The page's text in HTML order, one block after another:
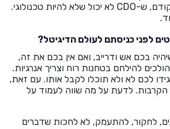
מתחבר למה שאמרתי קודם, ש-CDO לא יכול שלא להיות טכנולוגי.
לפני כניסתם לעולם הדיגיטל?
בכם אש ודרייב, ואם אין בכם את זה,
להילחם בטחנות רוח וצריך אנרגיות.
לכם לא ולא תוכלו לקבל אותו. עם זאת,
הקרבות. לדעת על מה שווה לעמוד על
לחקור, להתעמק, לא לחכות שדברים